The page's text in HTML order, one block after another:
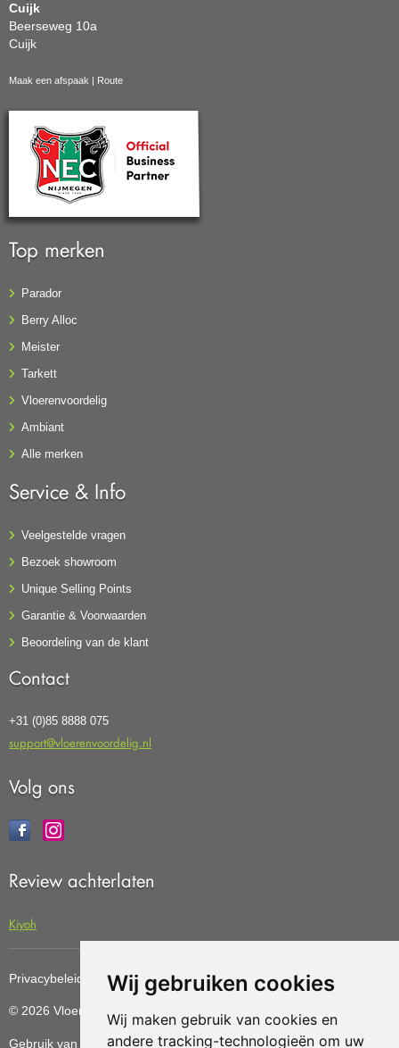
Wij gebruiken cookies
Wij maken gebruik van cookies en
andere tracking-technologieën om uw
Cuijk
Beerseweg 10a
Cuijk
Maak een afspaak Route
Top merken
Parador
Berry Alloc
Meister
Tarkett
Vloerenvoordelig
Ambiant
Alle merken
Service & Info
Veelgestelde vragen
Bezoek showroom
Unique Selling Points
Garantie & Voorwaarden
Beoordeling van de klant
Contact
+31 (0)85 8888 075
support@vloerenvoordelig.nl
Volg ons
Review achterlaten
Kiyoh
Privacybeleid Cookiebeleid Update cookies preferences
© 2026 Vloerenvoordelig Deze website is ontwikkeld door AGN
Gebruik van deze site betekent dat u dealgemene voorwaarden